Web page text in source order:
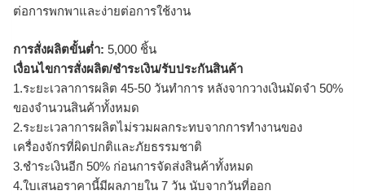
ต่อการพกพาและง่ายต่อการใช้งาน
การสั่งผลิตขั้นต่ำ: 5,000 ชิ้น
เงื่อนไขการสั่งผลิต/ชำระเงิน/รับประกันสินค้า
1.ระยะเวลาการผลิต 45-50 วันทำการ หลังจากวางเงินมัดจำ 50%
ของจำนวนสินค้าทั้งหมด
2.ระยะเวลาการผลิตไม่รวมผลกระทบจากการทำงานของ
เครื่องจักรที่ผิดปกติและภัยธรรมชาติ
3.ชำระเงินอีก 50% ก่อนการจัดส่งสินค้าทั้งหมด
4.ใบเสนอราคานี้มีผลภายใน 7 วัน นับจากวันที่ออก